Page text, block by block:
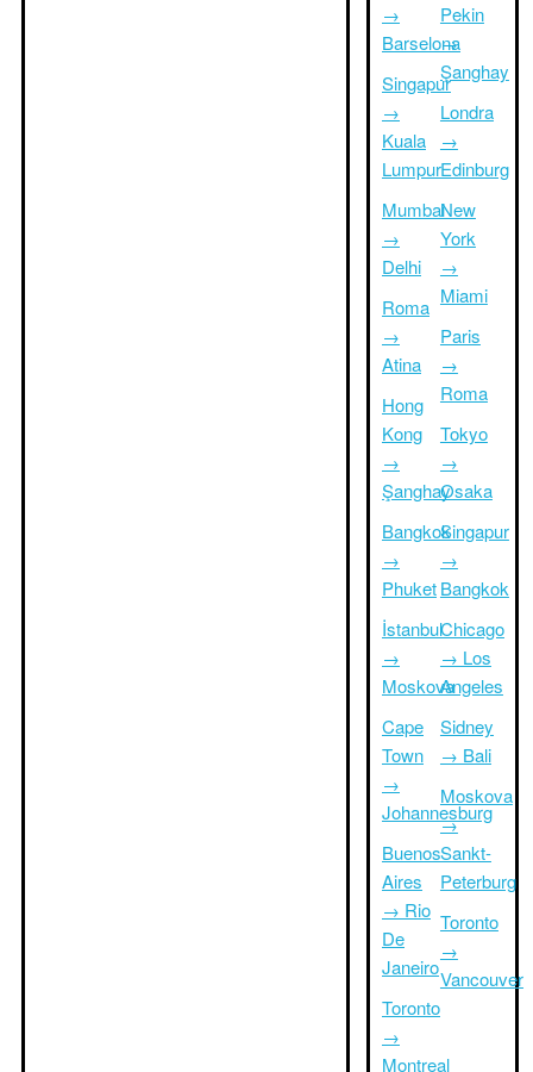
→
Barselona
Singapur
→
Kuala
Lumpur
Mumbai
→
Delhi
Roma
→
Atina
Hong
Kong
→
Şanghay
Bangkok
→
Phuket
İstanbul
→
Moskova
Cape
Town
→
Johannesburg
Buenos
Aires
→ Rio
De
Janeiro
Toronto
→
Montreal
Pekin
→
Şanghay
Londra
→
Edinburg
New
York
→
Miami
Paris
→
Roma
Tokyo
→
Osaka
Singapur
→
Bangkok
Chicago
→ Los
Angeles
Sidney
→ Bali
Moskova
→
Sankt-
Peterburg
Toronto
→
Vancouver